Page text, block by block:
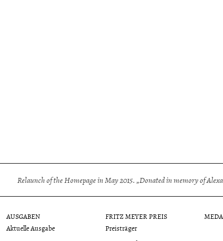
Relaunch of the Homepage in May 2015. „Donated in memory of
AUSGABEN
Aktuelle Ausgabe
FRITZ MEYER PREIS
Preisträger